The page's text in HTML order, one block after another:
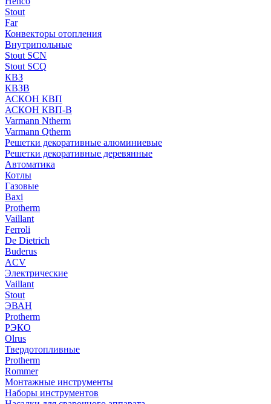
Stout
Far
Конвекторы отопления
Внутрипольные
Stout SCN
Stout SCQ
КВЗ
КВЗВ
АСКОН КВП
АСКОН КВП-В
Varmann Ntherm
Varmann Qtherm
Решетки декоративные алюминиевые
Решетки декоративные деревянные
Автоматика
Котлы
Газовые
Baxi
Protherm
Vaillant
Ferroli
De Dietrich
Buderus
ACV
Электрические
Vaillant
Stout
ЭВАН
Protherm
РЭКО
Olrus
Твердотопливные
Protherm
Rommer
Монтажные инструменты
Наборы инструментов